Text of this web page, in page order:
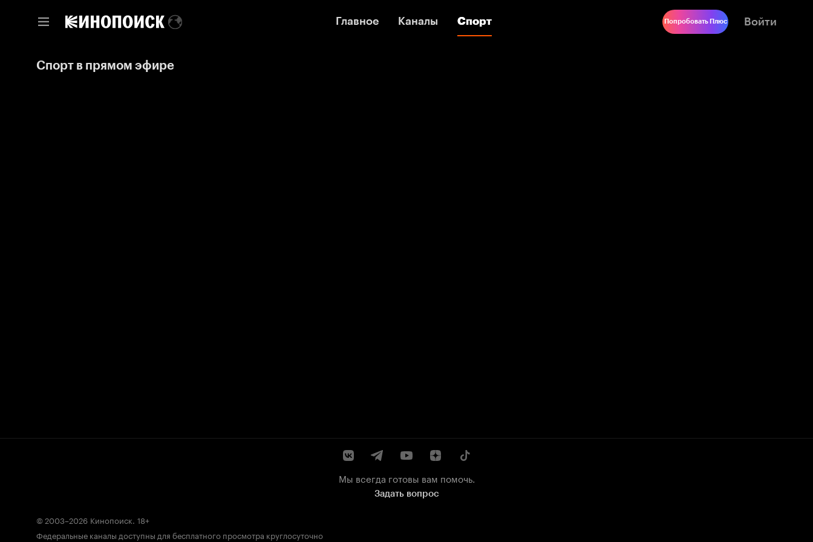
Главное Каналы Спорт
Главное Каналы Спорт Попробовать Плюс Войти
Спорт в прямом эфире
Мы всегда готовы вам помочь.
Задать вопрос
© 2003–2026 Кинопоиск. 18+
Федеральные каналы доступны для бесплатного просмотра круглосуточно